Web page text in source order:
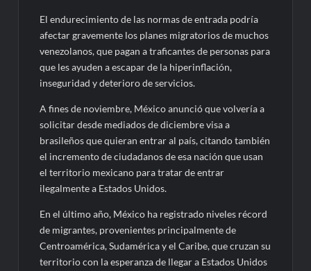
El endurecimiento de las normas de entrada podría
afectar gravemente los planes migratorios de muchos
venezolanos, que pagan a traficantes de personas para
que les ayuden a escapar de la hiperinflación,
inseguridad y deterioro de servicios.
A fines de noviembre, México anunció que volvería a
solicitar desde mediados de diciembre visa a
brasileños que quieran entrar al país, citando también
el incremento de ciudadanos de esa nación que usan
el territorio mexicano para tratar de entrar
ilegalmente a Estados Unidos.
En el último año, México ha registrado niveles récord
de migrantes, provenientes principalmente de
Centroamérica, Sudamérica y el Caribe, que cruzan su
territorio con la esperanza de llegar a Estados Unidos